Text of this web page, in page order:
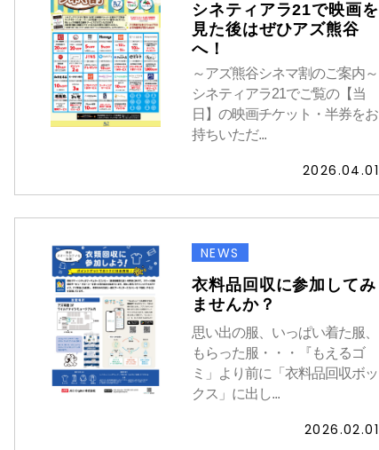
シネティアラ21で映画を
見た後はぜひアズ熊谷
へ！
～アズ熊谷シネマ割のご案内～
シネティアラ21でご覧の【当
日】の映画チケット・半券をお
持ちいただ...
2026.04.01
NEWS
衣料品回収に参加してみ
ませんか？
思い出の服、いっぱい着た服、
もらった服・・・『もえるゴ
ミ」より前に「衣料品回収ボッ
クス」に出し...
2026.02.01